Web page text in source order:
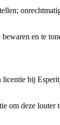
en te
bij
deze louter